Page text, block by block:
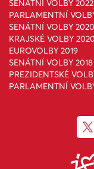
SENÁTNÍ VOLBY 2022
PARLAMENTNÍ
SENÁTNÍ VOLBY 2020
KRAJSKÉ VOLBY 2020
EUROVOLBY 2019
SENÁTNÍ VOLBY 2018
PREZIDENTSKÉ
PARLAMENTNÍ